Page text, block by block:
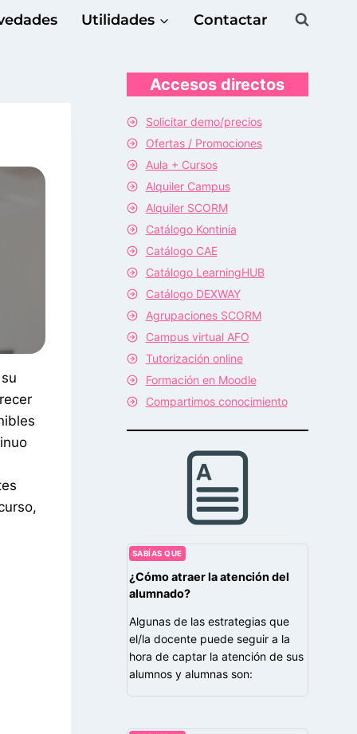
Utilidades Contactar
Accesos directos
Solicitar demo/precios
Ofertas / Promociones
Aula + Cursos
Alquiler Campus
Alquiler SCORM
Catálogo Kontinia
Catálogo CAE
Catálogo LearningHUB
Catálogo DEXWAY
Agrupaciones SCORM
Campus virtual AFO
Tutorización online
Formación en Moodle
Compartimos conocimiento
SABÍAS QUE
¿Cómo atraer la atención del
alumnado?
Algunas de las estrategias que
el/la docente puede seguir a la
hora de captar la atención de sus
alumnos y alumnas son: